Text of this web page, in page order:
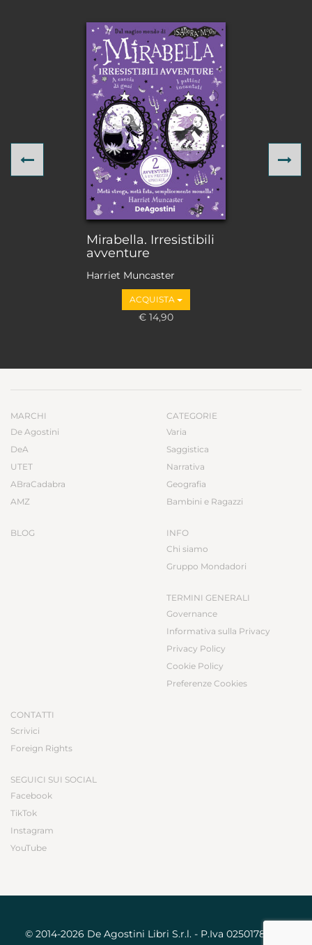
Mirabella. Irresistibili
avventure
Harriet Muncaster
ACQUISTA
€ 14,90
Previous
MARCHI
De Agostini
DeA
UTET
ABraCadabra
AMZ
BLOG
CATEGORIE
Varia
Saggistica
Narrativa
Geografia
Bambini e Ragazzi
INFO
Chi siamo
Gruppo Mondadori
TERMINI GENERALI
Governance
Informativa sulla Privacy
Privacy Policy
Cookie Policy
Preferenze Cookies
CONTATTI
Scrivici
Foreign Rights
SEGUICI SUI SOCIAL
Facebook
TikTok
Instagram
YouTube
© 2014-2026 De Agostini Libri S.r.l. - P.Iva 02501780031